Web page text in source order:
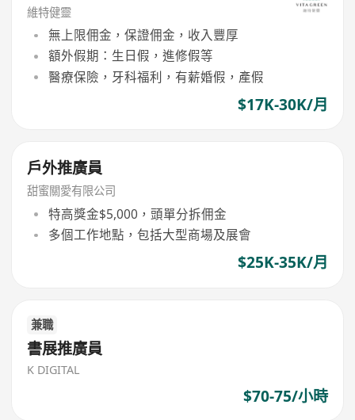
維特健靈
無上限佣金，保證佣金，收入豐厚
額外假期：生日假，進修假等
醫療保險，牙科福利，有薪婚假，產假
$17K-30K/月
戶外推廣員
甜蜜關愛有限公司
特高獎金$5,000，頭單分拆佣金
多個工作地點，包括大型商場及展會
$25K-35K/月
兼職
書展推廣員
K DIGITAL
$70-75/小時